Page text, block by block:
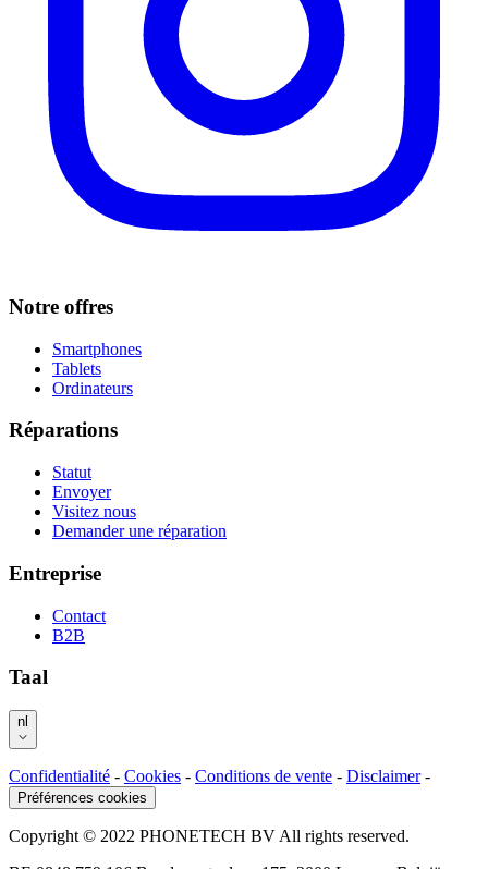
Notre offres
Smartphones
Tablets
Ordinateurs
Réparations
Statut
Envoyer
Visitez nous
Demander une réparation
Entreprise
Contact
B2B
Taal
nl
Confidentialité - Cookies - Conditions de vente - Disclaimer -
Préférences cookies
Copyright © 2022 PHONETECH BV All rights reserved.